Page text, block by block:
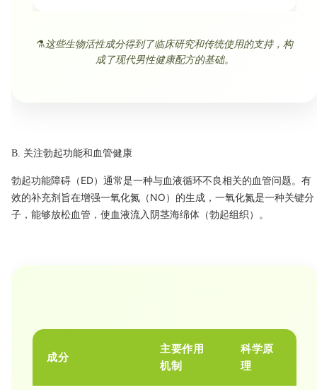
⚗️这些生物活性成分得到了临床研究和传统使用的支持，构
成了现代男性健康配方的基础。
B. 关注勃起功能和血管健康
勃起功能障碍（ED）通常是一种与血液循环不良相关的血管问题。有
效的补充剂旨在增强一氧化氮（NO）的生成，一氧化氮是一种关键分
子，能够放松血管，使血液流入阴茎海绵体（勃起组织）。
成分
主要作用
机制
科学原
理